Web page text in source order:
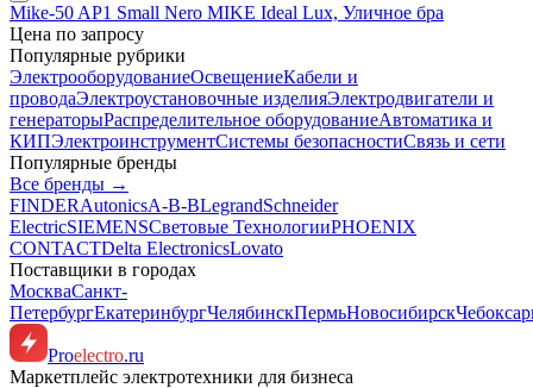
Mike-50 AP1 Small Nero MIKE Ideal Lux, Уличное бра
Цена по запросу
Популярные рубрики
ЭлектрооборудованиеОсвещениеКабели и
проводаЭлектроустановочные изделияЭлектродвигатели и
генераторыРаспределительное оборудованиеАвтоматика и
КИПЭлектроинструментСистемы безопасностиСвязь и сети
Популярные бренды
Все бренды →
FINDERAutonicsA-B-BLegrandSchneider
ElectricSIEMENSСветовые ТехнологииPHOENIX
CONTACTDelta ElectronicsLovato
Поставщики в городах
МоскваСанкт-
ПетербургЕкатеринбургЧелябинскПермьНовосибирск
Proelectro.ru
Маркетплейс электротехники для бизнеса